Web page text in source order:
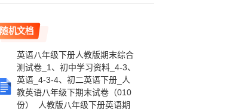
随机文档
英语八年级下册人教版期末综合
测试卷_1、初中学习资料_4-3、
英语_4-3-4、初二英语下册_人
教英语八年级下期末试卷（010
份）_人教版八年级下册英语期